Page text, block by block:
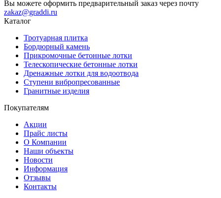
Вы можете оформить предварительный заказ через почту
zakaz@graddi.ru
Каталог
Тротуарная плитка
Бордюрный камень
Прикромочные бетонные лотки
Телескопические бетонные лотки
Дренажные лотки для водоотвода
Ступени вибропресованные
Гранитные изделия
Покупателям
Акции
Прайс листы
О Компании
Наши объекты
Новости
Информация
Отзывы
Контакты